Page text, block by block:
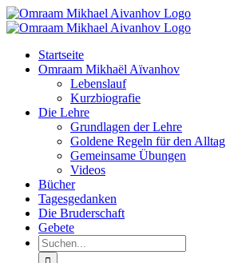
Zum
Inhalt
Startseite
Omraam Mikhaël Aïvanhov
Lebenslauf
Kurzbiografie
Die Lehre
Grundlagen der Lehre
Goldene Regeln für den Alltag
Gemeinsame Übungen
Videos
Bücher
Tagesgedanken
Die Bruderschaft
Gebete
Suche
nach: